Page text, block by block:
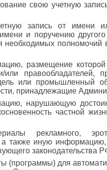
свою учетную
запись от имени
и поручению
необходимых
размещение
правообладателей,
или промышленный
принадлежащие
нарушающую
частной
рекламного,
а также иную
законодательства
(программы) для